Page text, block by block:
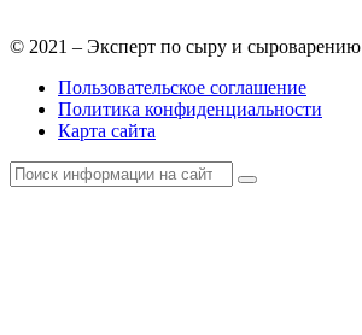
© 2021 – Эксперт по сыру и сыроварению
Пользовательское соглашение
Политика конфиденциальности
Карта сайта